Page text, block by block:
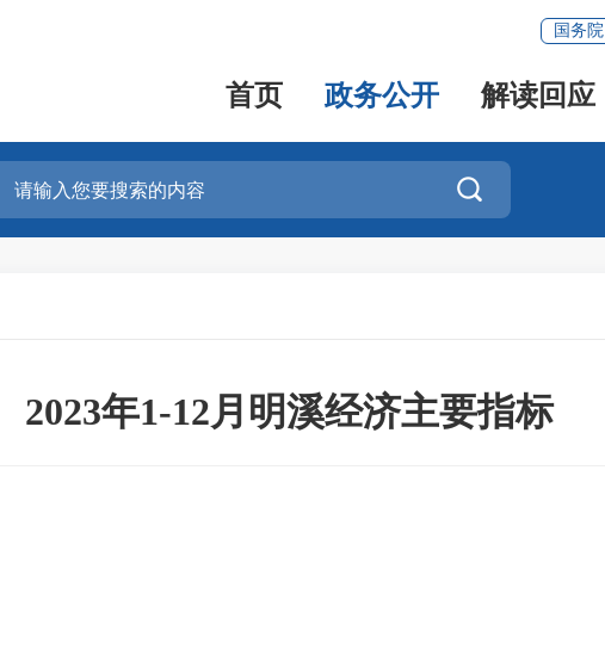
国务院
首页 政务公开 解读回应

2023年1-12月明溪经济主要指标